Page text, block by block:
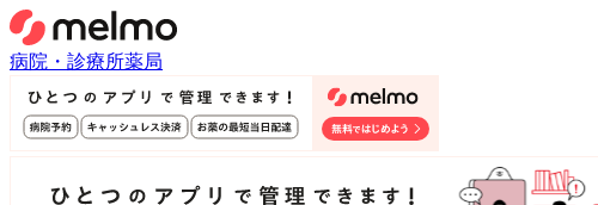
病院・診療所薬局